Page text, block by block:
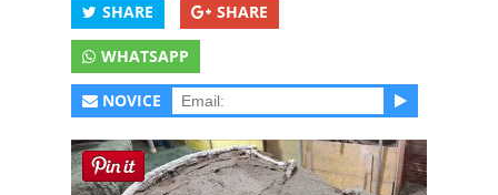
SHARE SHARE
WHATSAPP
NOVICE